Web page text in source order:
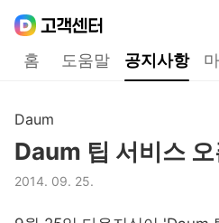
홈 도움말 공지사항
Daum
Daum 팁 서비스 오
2014. 09. 25.